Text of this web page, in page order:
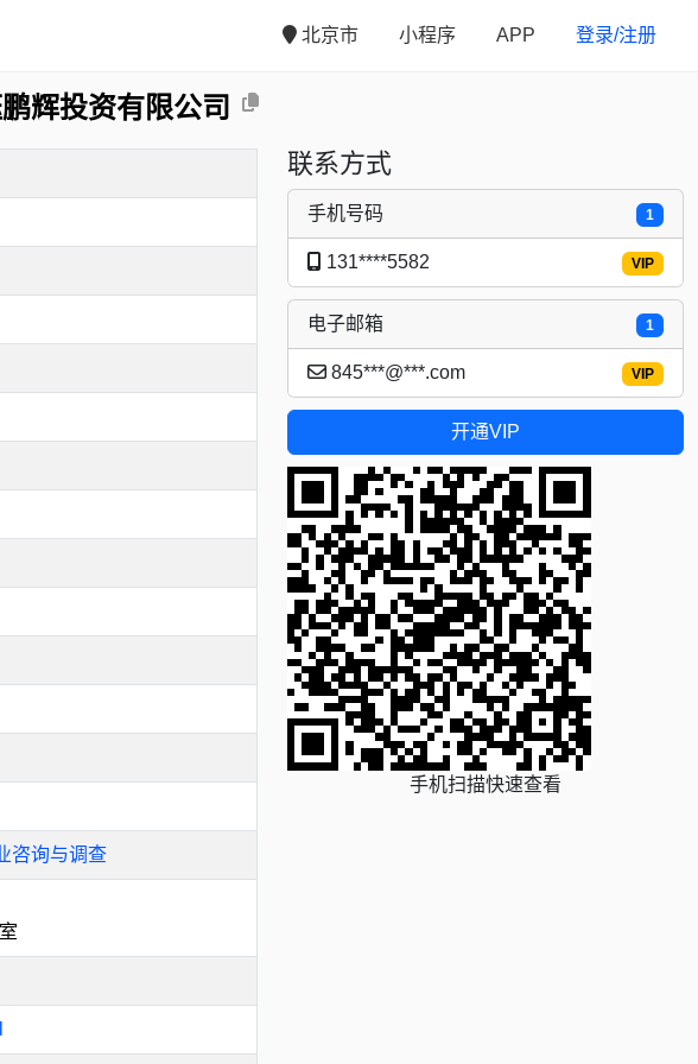
北京市 小程序 APP 登录/注册
辉投资有限公司
咨询与调查
联系方式
1
手机号码
VIP
131****5582
1
电子邮箱
VIP
845***@***.com
开通VIP
手机扫描快速查看